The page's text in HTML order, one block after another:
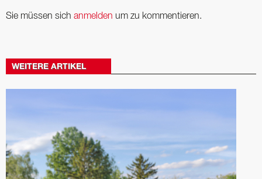
Sie müssen sich anmelden um zu kommentieren.
WEITERE ARTIKEL